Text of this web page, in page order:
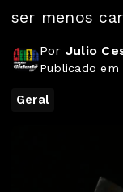
ser menos
Por Julio
Publicado em
Geral